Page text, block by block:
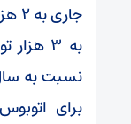
به ۳